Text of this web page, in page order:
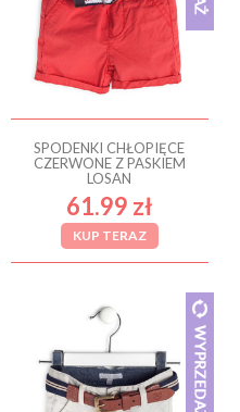
SPODENKI CHŁOPIĘCE
CZERWONE Z PASKIEM
LOSAN
61.99 zł
KUP TERAZ